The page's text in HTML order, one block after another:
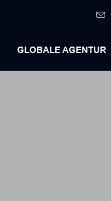
GLOBALE AGENTUR